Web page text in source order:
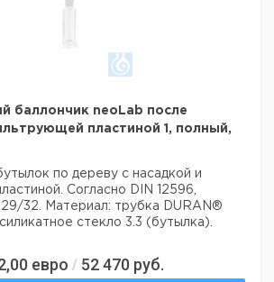
баллончик neoLab после
пластиной 1, полный,
по дереву с насадкой и
Согласно DIN 12596,
29/32.
Материал: трубка DURAN®
стекло 3.3 (бутылка).
евро / 52 470 руб.